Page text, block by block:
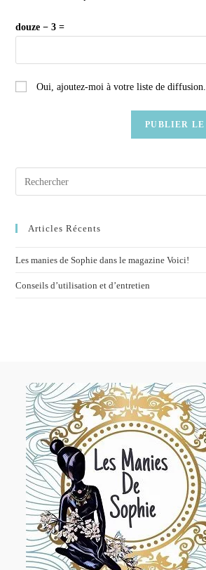
douze − 3 =
Oui, ajoutez-moi à votre liste de diffusion.
Articles Récents
Les manies de Sophie dans le magazine Voici!
Conseils d’utilisation et d’entretien